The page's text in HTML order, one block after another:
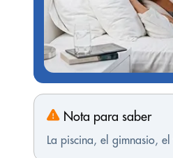
Nota para saber
La piscina, el gimnasio,